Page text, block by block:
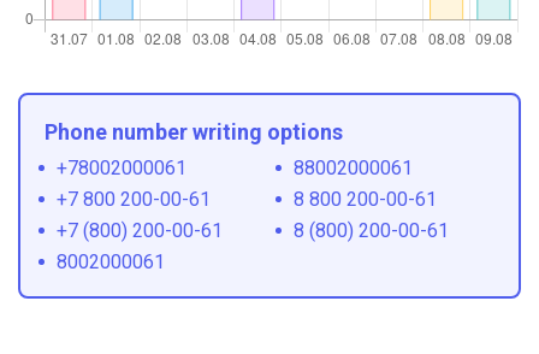
Phone number writing options
+78002000061
88002000061
+7 800 200-00-61
8 800 200-00-61
+7 (800) 200-00-61
8 (800) 200-00-61
8002000061